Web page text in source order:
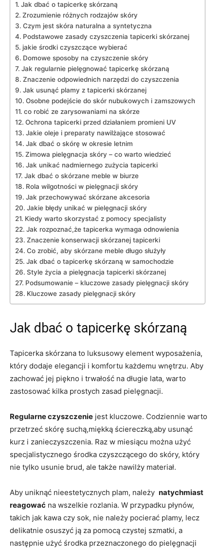
Jak dbać o tapicerkę skórzaną
Zrozumienie różnych rodzajów skóry
Czym ⁣jest skóra naturalna a syntetyczna
Podstawowe zasady czyszczenia tapicerki⁣ skórzanej
jakie środki czyszczące wybierać
Domowe sposoby na czyszczenie skóry
Jak regularnie pielęgnować tapicerkę skórzaną
Znaczenie odpowiednich narzędzi do‍ czyszczenia
Jak usunąć plamy z tapicerki skórzanej
Osobne podejście do skór nubukowych i zamszowych
co​ robić ze ⁤zarysowaniami na skórze
Ochrona⁢ tapicerki przed⁢ działaniem‍ promieni UV
Jakie‌ oleje i preparaty nawilżające stosować
Jak⁢ dbać​ o skórę w okresie‌ letnim
Zimowa pielęgnacja skóry – co warto wiedzieć
Jak unikać nadmiernego zużycia tapicerki
Jak dbać o skórzane meble w biurze
Rola wilgotności w pielęgnacji skóry
Jak przechowywać skórzane akcesoria
Jakie błędy unikać w​ pielęgnacji skóry
Kiedy warto‍ skorzystać z pomocy specjalisty
Jak rozpoznać,że tapicerka wymaga odnowienia
Znaczenie konserwacji skórzanej tapicerki
Co​ zrobić, aby skórzane meble długo służyły
Jak dbać ⁢o tapicerkę⁢ skórzaną⁣ w​ samochodzie
Style życia a pielęgnacja tapicerki ​skórzanej
Podsumowanie – kluczowe zasady pielęgnacji skóry
Kluczowe zasady pielęgnacji skóry
Jak dbać o tapicerkę skórzaną
Tapicerka skórzana to luksusowy element wyposażenia,
który‌ dodaje elegancji i komfortu każdemu wnętrzu. Aby
zachować‍ jej piękno i trwałość na⁢ długie lata,⁤ warto
zastosować kilka prostych zasad pielęgnacji.
Regularne czyszczenie ⁤jest kluczowe. Codziennie⁣ warto
przetrzeć ‍skórę suchą,miękką ściereczką,aby usunąć⁢
kurz ​i zanieczyszczenia. Raz w miesiącu można użyć ​
specjalistycznego środka czyszczącego do skóry, który
nie tylko usunie brud, ale ‍także nawilży ⁣materiał.
Aby uniknąć nieestetycznych plam, należy ⁣ natychmiast
reagować ​na wszelkie rozlania. W przypadku płynów,
takich jak kawa⁢ czy sok, nie należy‌ pocierać plamy, lecz
delikatnie osuszyć ją za pomocą czystej szmatki, a
następnie użyć ⁢środka przeznaczonego do pielęgnacji